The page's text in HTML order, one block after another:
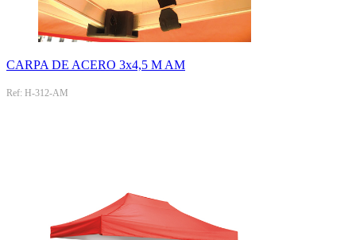
CARPA DE ACERO 3x4,5 M AM
Ref: H-312-AM